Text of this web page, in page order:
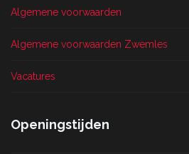
Algemene voorwaarden
Algemene voorwaarden Zwemles
Vacatures
Openingstijden